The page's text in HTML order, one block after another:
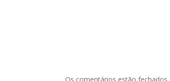
Os comentários estão fechados.